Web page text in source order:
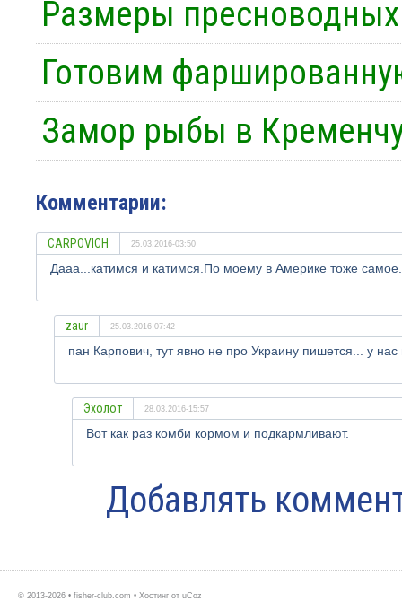
Размеры
Готовим
Замор рыбы в
Комментарии:
CARPOVICH 25.03.2016-03:50
Дааа...катимся и катимся.По моему в Америке тоже
zaur 25.03.2016-07:42
пан Карпович, тут явно не про Украину пишется... у
Эхолот 28.03.2016-15:57
Вот как раз комби кормом и подкармливают.
Добавлять
© 2013-2026 • fisher-club.com • Хостинг от uCoz